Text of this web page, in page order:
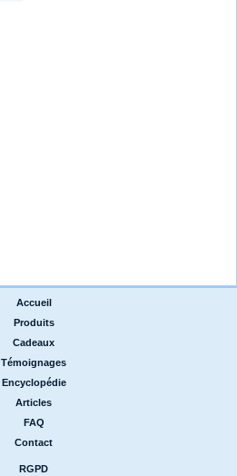
Accueil
Produits
Cadeaux
Témoignages
Encyclopédie
Articles
FAQ
Contact
RGPD